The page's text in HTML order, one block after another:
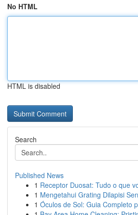
No HTML
HTML is disabled
Search
Published News
1 Receptor Duosat: Tudo o que
1 Mengetahui Grating Dilapisi
1 Óculos de Sol: Guia Completo